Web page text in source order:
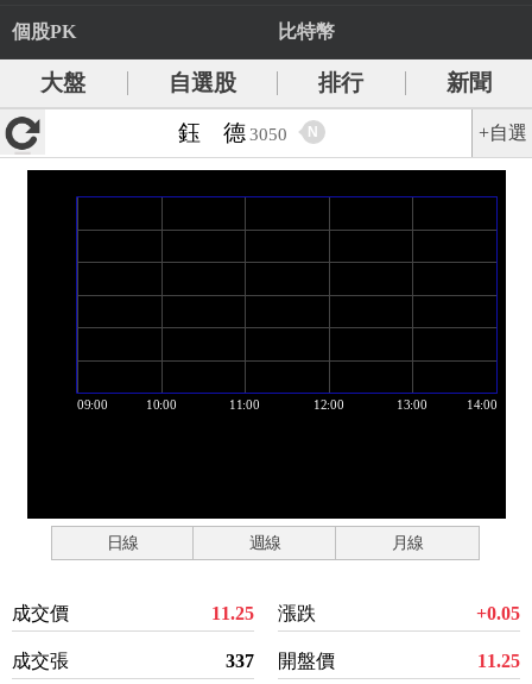
個股PK 比特幣
大盤 自選股 排行
新聞
鈺 德 3050 N +自選
日線 週線 月線
成交價 11.25
成交張 337
漲跌 +0.05
開盤價 11.25